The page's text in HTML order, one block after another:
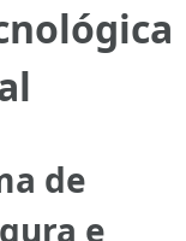
de
e